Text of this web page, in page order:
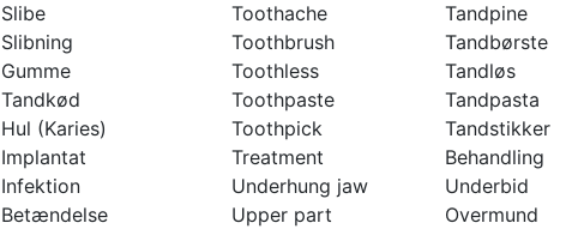
Slibe Toothache
Tandpine
Slibning Toothbrush
Tandbørste
Gumme Toothless
Tandløs
Tandkød Toothpaste
Tandpasta
Hul (Karies) Toothpick
Tandstikker
Implantat Treatment
Behandling
Infektion Underhung jaw
Underbid
Betændelse Upper part
Overmund